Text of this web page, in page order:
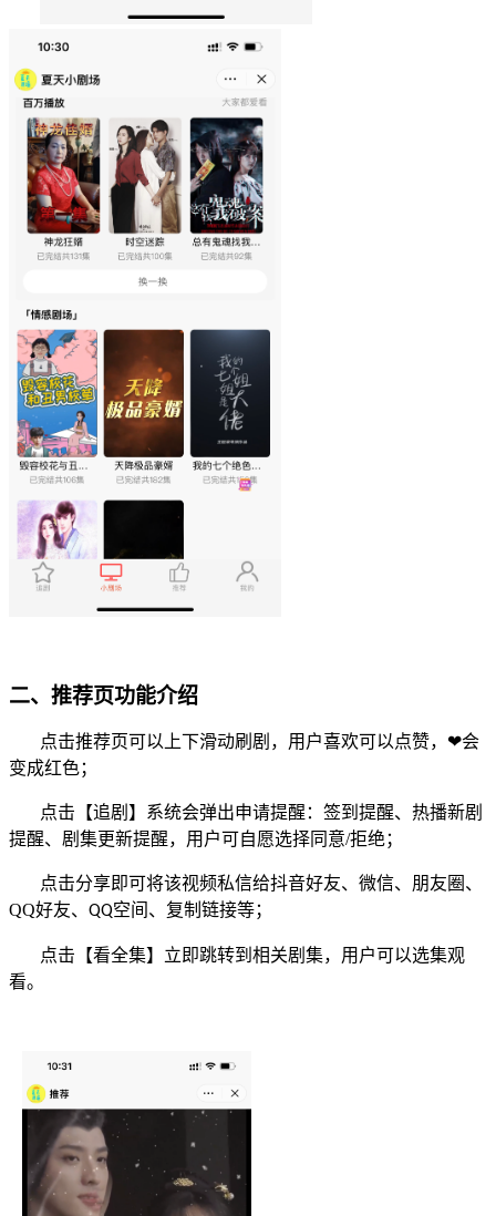
二、推荐页功能介绍
点击推荐页可以上下滑动刷剧，用户喜欢可以点赞， ❤会
变成红色；
点击【追剧】系统会弹出申请提醒：签到提醒、热播新剧
提醒、剧集更新提醒，用户可自愿选择同意/拒绝；
点击分享即可将该视频私信给抖音好友、微信、朋友圈、
QQ好友、 QQ空间、复制链接等；
点击【看全集】立即跳转到相关剧集，用户可以选集观
看。